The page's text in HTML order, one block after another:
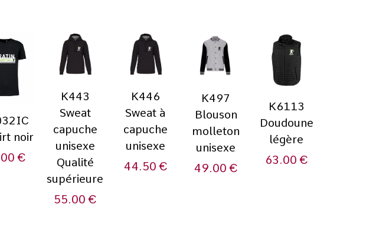
noir
€
K443
Sweat
capuche
unisexe
Qualité
supérieure
55.00€
K446
Sweat à
capuche
unisexe
44.50€
K497
Blouson
molleton
unisexe
49.00€
K6113
Doudoune
légère
63.00€